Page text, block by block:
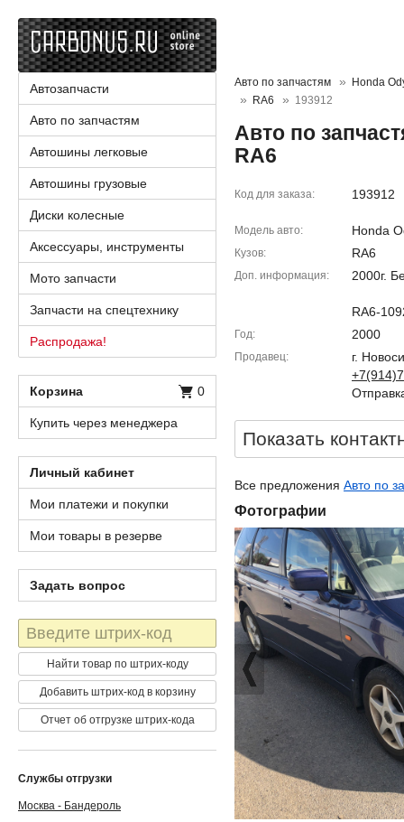
Авто по запчастям
Honda
RA6
193912
Авто по
RA6
Код для заказа 193912
Модель авто Honda
Кузов RA6
Доп. информация 2000г.
RA6-
Год 2000
Продавец
г.
Показать
Все предложения Авто по
Фотографии
Автозапчасти
Авто по запчастям
Автошины легковые
Автошины грузовые
Диски колесные
Аксессуары, инструменты
Мото запчасти
Запчасти на спецтехнику
Распродажа!
Корзина 0
Купить через менеджера
Личный кабинет
Мои платежи и покупки
Мои товары в резерве
Задать вопрос
Штрих-
код
Найти товар по штрих-коду
Добавить штрих-код в корзину
Отчет об отгрузке штрих-кода
Службы отгрузки
Москва - Бандероль